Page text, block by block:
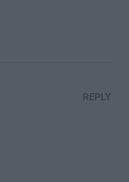
REPLY